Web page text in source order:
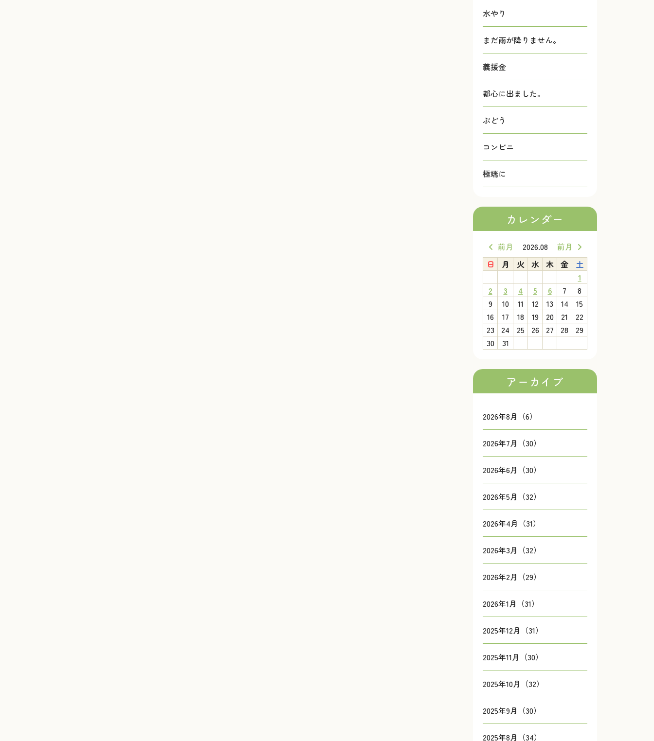
水やり
まだ雨が降りません。
義援金
都心に出ました。
ぶどう
コンビニ
極端に
カレンダー
前月 2026.08
前月
日
月 火 水 木 金
土
1
2
3 4 5 6 7
8
9
10 11 12 13 14
15
16
17 18 19 20 21
22
23
24 25 26 27 28
29
30
31
アーカイブ
2026年8月（6）
2026年7月（30）
2026年6月（30）
2026年5月（32）
2026年4月（31）
2026年3月（32）
2026年2月（29）
2026年1月（31）
2025年12月（31）
2025年11月（30）
2025年10月（32）
2025年9月（30）
2025年8月（34）